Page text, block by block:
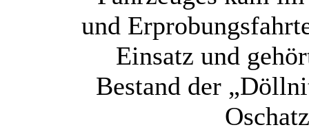
und
Einsatz und
Bestand der